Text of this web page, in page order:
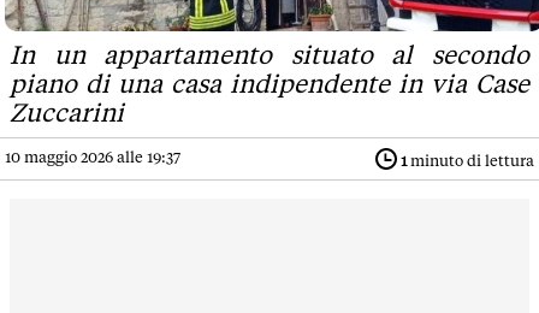
In un appartamento situato al secondo
piano di una casa indipendente in via Case
Zuccarini
10 maggio 2026 alle 19:37 1minuto di lettura